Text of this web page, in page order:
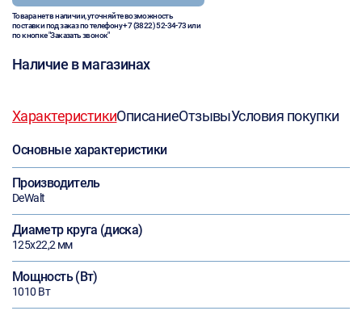
Товара нет в наличии, уточняйте возможность
поставки под заказ по телефону+7 (3822) 52-34-73или
по кнопке "Заказать звонок"
Наличие в магазинах
ХарактеристикиОписаниеОтзывыУсловия покупки
Основные характеристики
Производитель
DeWalt
Диаметр круга (диска)
125х22,2 мм
Мощность (Вт)
1010 Вт